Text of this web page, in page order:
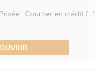
: Courtier en crédit [...]